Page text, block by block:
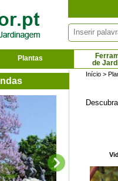
Plantas
de
Início >